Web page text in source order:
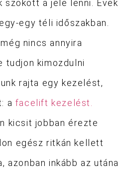
szokott a jele lenni. Évek
egy téli időszakban.
nincs annyira
tudjon kimozdulni
rajta egy kezelést,
a facelift kezelést.
kicsit jobban érezte
egész ritkán kellett
azonban inkább az utána